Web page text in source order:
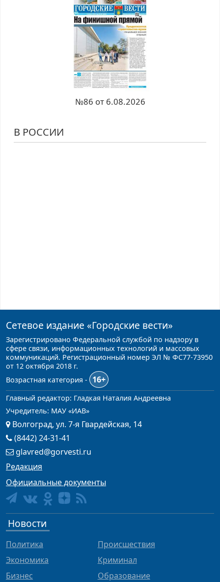
№86 от 6.08.2026
В РОССИИ
Сетевое издание «Городские вести»
Зарегистрировано Федеральной службой по надзору в
сфере связи, информационных технологий и массовых
коммуникаций. Регистрационный номер ЭЛ № ФС77-73950
от 12 октября 2018 г.
Возрастная категория -
16+
Главный редактор: Гладкая Наталия Андреевна
Учредитель: МАУ «ИАВ»
Волгоград, ул. 7-я Гвардейская, 14
(8442) 24-31-41
glavred@gorvesti.ru
Редакция
Официальные документы
Новости
Политика
Экономика
Бизнес
Происшествия
Криминал
Образование